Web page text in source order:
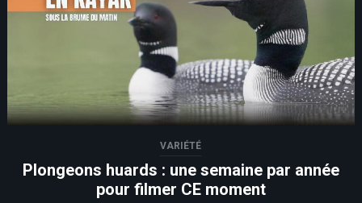
VARIÉTÉ
Plongeons huards : une semaine par année
pour filmer CE moment